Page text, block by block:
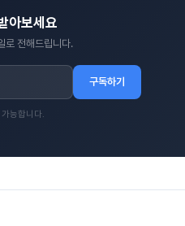
아보세요
로 전해드립니다.
구독하기
능합니다.